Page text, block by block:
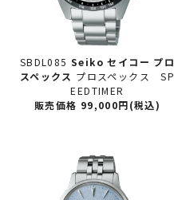
SBDL085 Seiko セイコー プロ
スペックス プロスペックス SP
EEDTIMER
販売価格 99,000円(税込)